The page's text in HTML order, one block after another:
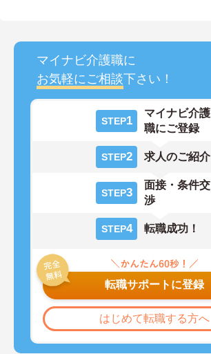
マイナビ介護職に
お気軽にご相談下さい！
STEP1
マイナビ介護
職にご登録
STEP2 求人のご紹介
STEP3
面接・条件交
渉
STEP4 転職成功！
転職サポートに登録
はじめて転職する方へ